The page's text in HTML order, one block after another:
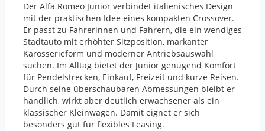
Der Alfa Romeo Junior verbindet italienisches Design
mit der praktischen Idee eines kompakten Crossover.
Er passt zu Fahrerinnen und Fahrern, die ein wendiges
Stadtauto mit erhöhter Sitzposition, markanter
Karosserieform und moderner Antriebsauswahl
suchen. Im Alltag bietet der Junior genügend Komfort
für Pendelstrecken, Einkauf, Freizeit und kurze Reisen.
Durch seine überschaubaren Abmessungen bleibt er
handlich, wirkt aber deutlich erwachsener als ein
klassischer Kleinwagen. Damit eignet er sich
besonders gut für flexibles Leasing.